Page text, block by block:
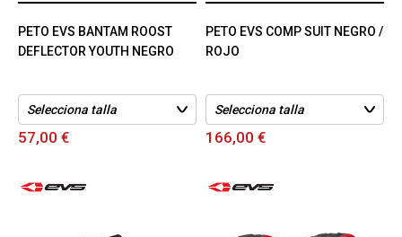
PETO EVS BANTAM ROOST
DEFLECTOR YOUTH NEGRO
57,00 €
PETO EVS COMP SUIT NEGRO /
ROJO
166,00 €